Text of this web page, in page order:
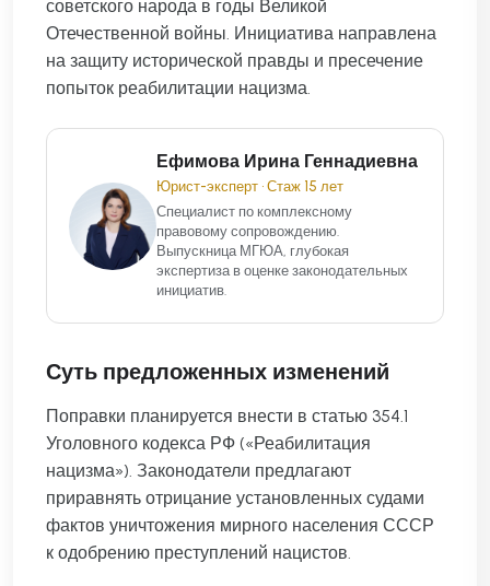
советского народа в годы Великой
Отечественной войны. Инициатива направлена
на защиту исторической правды и пресечение
попыток реабилитации нацизма.
Ефимова Ирина Геннадиевна
Юрист-эксперт • Стаж 15 лет
Специалист по комплексному
правовому сопровождению.
Выпускница МГЮА, глубокая
экспертиза в оценке законодательных
инициатив.
Суть предложенных изменений
Поправки планируется внести в статью 354.1
Уголовного кодекса РФ («Реабилитация
нацизма»). Законодатели предлагают
приравнять отрицание установленных судами
фактов уничтожения мирного населения СССР
к одобрению преступлений нацистов.